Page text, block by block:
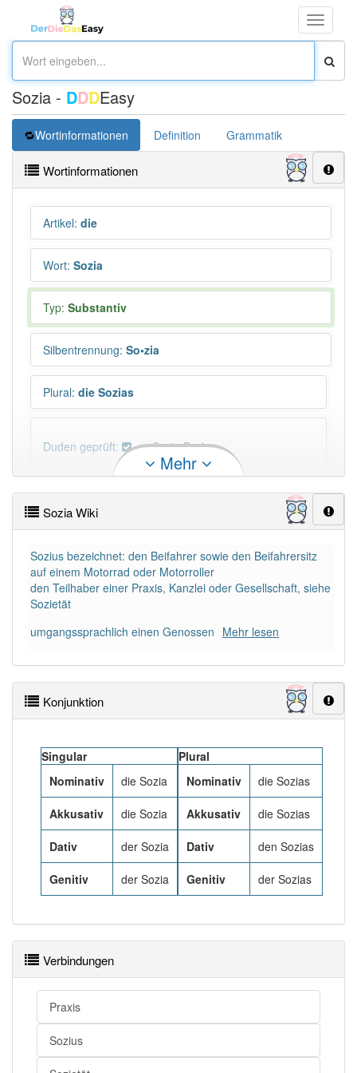
Toggle
Sozia - DDDEasy
Wortinformationen Definition Grammatik
Wortinformationen
Artikel: die
Wort: Sozia
Typ: Substantiv
Silbentrennung: So•zia
Plural: die Sozias
Duden geprüft: Sozia Duden
×
Wörter, die mit "-a" enden, haben fast immer
DER:
DIE:1 721
PowerIndex:
Häufigkeit: 4 von 10
Wörter mit Endung-soziaaber mit einem anderen
Artikel
96% unserer Spielapp-Nutzer haben den Artikel
Mehr
Sozia Wiki
Sozius bezeichnet: den Beifahrer sowie den Beifahrersitz
auf einem Motorrad oder Motorroller
den Teilhaber einer Praxis, Kanzlei oder Gesellschaft, siehe
Sozietät
umgangssprachlich einen Genossen Mehr lesen
Konjunktion
Singular
Nominativ
die Sozia
Akkusativ die Sozia
Dativ der Sozia
Genitiv der Sozia
Plural
Nominativ
die Sozias
Akkusativ die Sozias
Dativ den Sozias
Genitiv der Sozias
Verbindungen
Praxis
Sozius